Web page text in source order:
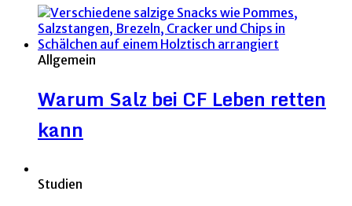
Allgemein
Warum Salz bei CF Leben retten
kann
Studien